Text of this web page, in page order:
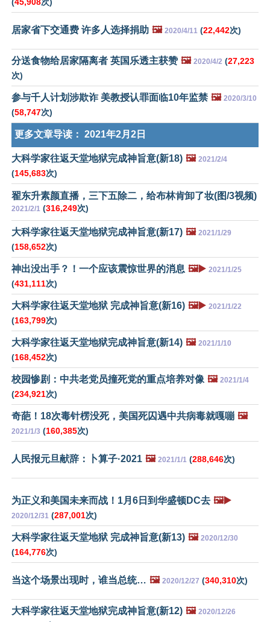
居家省下交通费 许多人选择捐助 🖼️ 2020/4/11 (22,442次)
分送食物给居家隔离者 英国乐透主获赞 🖼️ 2020/4/2 (27,223
次)
参与千人计划涉欺诈 美教授认罪面临10年监禁 🖼️ 2020/3/10
(58,747次)
更多文章导读： 2021年2月2日
大科学家往返天堂地狱完成神旨意(新18) 🖼️ 2021/2/4
(145,683次)
翟东升素颜直播，三下五除二，给布林肯卸了妆(图/3视频)
2021/2/1 (316,249次)
大科学家往返天堂地狱完成神旨意(新17) 🖼️ 2021/1/29
(158,652次)
神出没出手？！一个应该震惊世界的消息 🖼️▶️ 2021/1/25
(431,111次)
大科学家往返天堂地狱 完成神旨意(新16) 🖼️▶️ 2021/1/22
(163,799次)
大科学家往返天堂地狱完成神旨意(新14) 🖼️ 2021/1/10
(168,452次)
校园惨剧：中共老党员撞死党的重点培养对像 🖼️ 2021/1/4
(234,921次)
奇葩！18次毒针楞没死，美国死囚遇中共病毒就嘎嘣 🖼️
2021/1/3 (160,385次)
人民报元旦献辞：卜算子·2021 🖼️ 2021/1/1 (288,646次)
为正义和美国未来而战！1月6日到华盛顿DC去 🖼️▶️
2020/12/31 (287,001次)
大科学家往返天堂地狱 完成神旨意(新13) 🖼️ 2020/12/30
(164,776次)
当这个场景出现时，谁当总统… 🖼️ 2020/12/27 (340,310次)
大科学家往返天堂地狱完成神旨意(新12) 🖼️ 2020/12/26